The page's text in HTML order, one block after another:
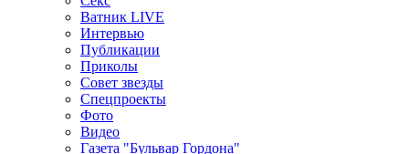
Ватник LIVE
Интервью
Публикации
Приколы
Совет звезды
Спецпроекты
Фото
Видео
Газета "Бульвар Гордона"